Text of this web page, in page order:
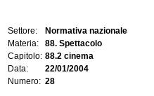
Settore:
Normativa nazionale
Materia:
88. Spettacolo
Capitolo: 88.2 cinema
Data:
22/01/2004
Numero: 28